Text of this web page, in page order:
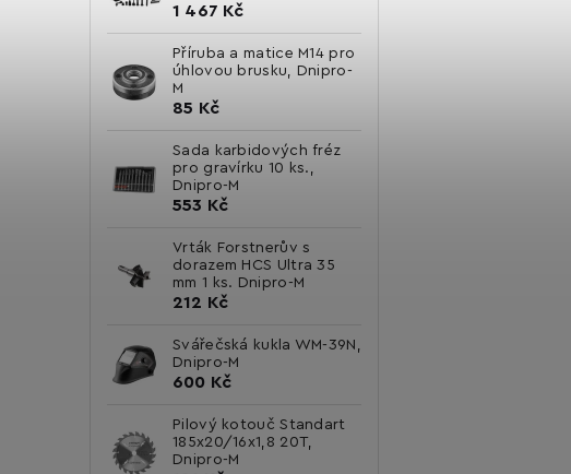
1 467 Kč
Příruba a matice M14 pro
úhlovou brusku, Dnipro-
M
85 Kč
Sada karbidových fréz
pro gravírku 10 ks.,
Dnipro-M
553 Kč
Vrták Forstnerův s
dorazem HCS Ultra 35
mm 1 ks. Dnipro-M
212 Kč
Svářečská kukla WM-39N,
Dnipro-M
600 Kč
Pilový kotouč Standart
185x20/16x1,8 20T,
Dnipro-M